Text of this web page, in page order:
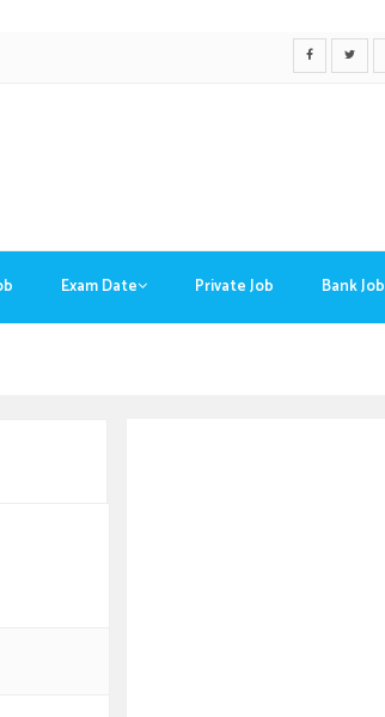
Exam Date Private Job Bank Job